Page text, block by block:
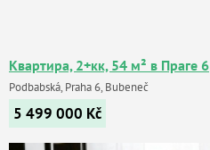
Квартира, 2+кк, 54 м² в Праге 6
Podbabská, Praha 6, Bubeneč
5 499 000 Kč